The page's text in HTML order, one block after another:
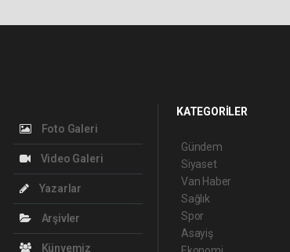
Foto Galeri
Video Galeri
Yazarlar
Arşivler
Künyemiz
KATEGORİLER
Gündem
Siyaset
Van Haber
Sağlık
Spor
Asayiş